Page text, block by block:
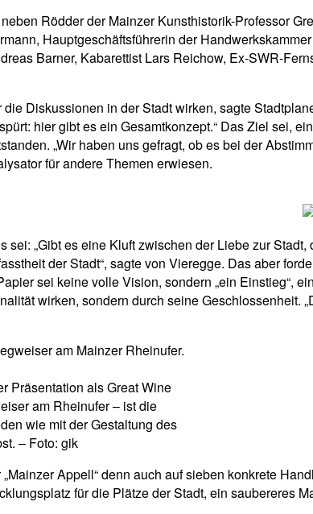
Rödder der Mainzer Kunsthistorik-Professor
Hauptgeschäftsführerin der
Barner, Kabarettist Lars Reichow, Ex-SWR-
Diskussionen in der Stadt wirken, sagte
hier gibt es ein Gesamtkonzept.“ Das Ziel sei,
„Wir haben uns gefragt, ob es bei der
für andere Themen erwiesen.
sei: „Gibt es eine Kluft zwischen der Liebe zur
der Stadt“, sagte von Vieregge. Das aber
sei keine volle Vision, sondern „ein Einstieg“,
wirken, sondern durch seine Geschlossenheit.
Präsentation als Great Wine
am Rheinufer – ist die
wie mit der Gestaltung des
– Foto: gik
Appell“ denn auch auf sieben konkrete
für die Plätze der Stadt, ein saubereres